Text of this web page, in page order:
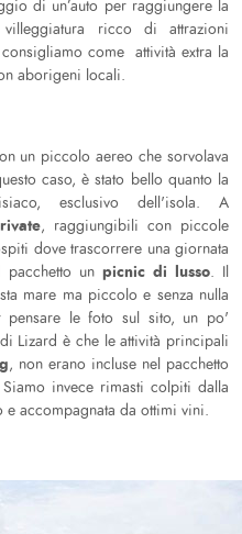
di un’auto per raggiungere la
ricco di attrazioni
come attività extra la
aborigeni locali.
un piccolo aereo che sorvolava
caso, è stato bello quanto la
esclusivo dell'isola. A
, raggiungibili con piccole
dove trascorrere una giornata
pacchetto un picnic di lusso. Il
mare ma piccolo e senza nulla
pensare le foto sul sito, un po'
Lizard è che le attività principali
, non erano incluse nel pacchetto
invece rimasti colpiti dalla
accompagnata da ottimi vini.